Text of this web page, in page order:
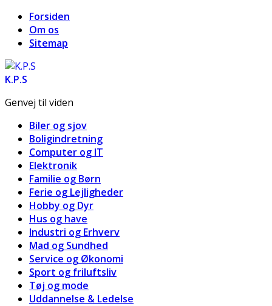
Forsiden
Om os
Sitemap
K.P.S
Genvej til viden
Biler og sjov
Boligindretning
Computer og IT
Elektronik
Familie og Børn
Ferie og Lejligheder
Hobby og Dyr
Hus og have
Industri og Erhverv
Mad og Sundhed
Service og Økonomi
Sport og friluftsliv
Tøj og mode
Uddannelse & Ledelse